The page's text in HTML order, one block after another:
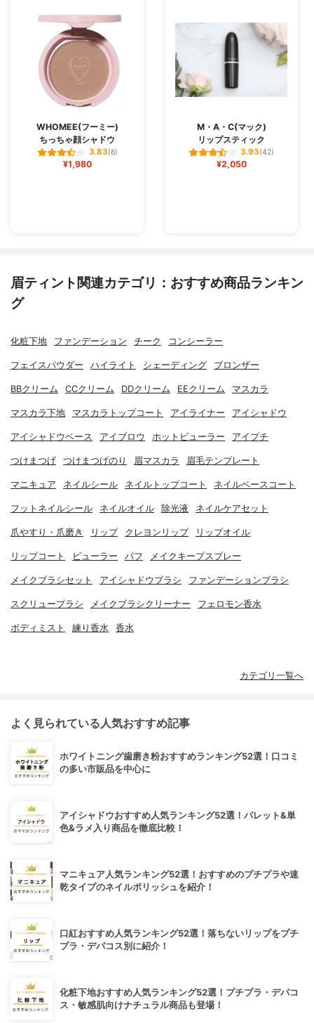
WHOMEE(フーミー)
ちっちゃ顔シャドウ
3.83(6)
¥1,980
M・A・C(マック)
リップスティック
3.93(42)
¥2,050
眉ティント関連カテゴリ：おすすめ商品ランキン
グ
化粧下地 ファンデーション チーク コンシーラー
フェイスパウダー ハイライト シェーディング ブロンザー
BBクリーム CCクリーム DDクリーム EEクリーム マスカラ
マスカラ下地 マスカラトップコート アイライナー アイシャドウ
アイシャドウベース アイブロウ ホットビューラー アイプチ
つけまつげ つけまつげのり 眉マスカラ 眉毛テンプレート
マニキュア ネイルシール ネイルトップコート ネイルベースコート
フットネイルシール ネイルオイル 除光液 ネイルケアセット
爪やすり・爪磨き リップ クレヨンリップ リップオイル
リップコート ビューラー パフ メイクキープスプレー
メイクブラシセット アイシャドウブラシ ファンデーションブラシ
スクリューブラシ メイクブラシクリーナー フェロモン香水
ボディミスト 練り香水 香水
カテゴリ一覧へ
よく見られている人気おすすめ記事
ホワイトニング歯磨き粉おすすめランキング52選！口コミ
の多い市販品を中心に
アイシャドウおすすめ人気ランキング52選！パレット&単
色&ラメ入り商品を徹底比較！
マニキュア人気ランキング52選！おすすめのプチプラや速
乾タイプのネイルポリッシュを紹介！
口紅おすすめ人気ランキング52選！落ちないリップをプチ
プラ・デパコス別に紹介！
化粧下地おすすめ人気ランキング52選！プチプラ・デパコ
ス・敏感肌向けナチュラル商品も登場！